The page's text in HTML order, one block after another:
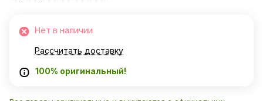
Нет в наличии
Рассчитать доставку
100% оригинальный!